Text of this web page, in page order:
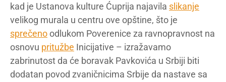
kad je Ustanova kulture Ćuprija najavila slikanje
velikog murala u centru ove opštine, što je
sprečenoodlukom Poverenice za ravnopravnost na
osnovu pritužbe Inicijative – izražavamo
zabrinutost da će boravak Pavkovića u Srbiji biti
dodatan povod zvaničnicima Srbije da nastave sa